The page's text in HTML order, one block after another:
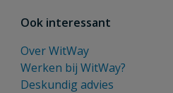
Ook interessant
Over WitWay
Werken bij WitWay?
Deskundig advies